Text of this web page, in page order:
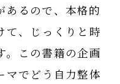
あるので、本格的
て、じっくりと時
。この書籍の企画
マでどう自力整体